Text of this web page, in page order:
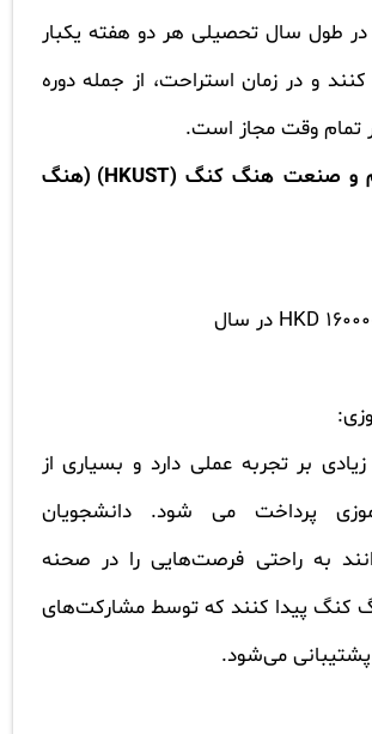
در طول سال تحصیلی هر دو هفته یکبار
کنند و در زمان استراحت، از جمله دوره
تمام وقت مجاز است.
و صنعت هنگ کنگ (
HKUST) (هنگ
HKD در سال
زیادی بر تجربه عملی دارد و بسیاری از
پرداخت می شود. دانشجویان
به راحتی فرصت‌هایی را در صحنه
کنگ پیدا کنند که توسط مشارکت‌های
می‌شود.